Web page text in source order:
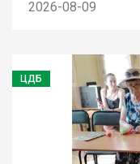
2026-08-09
ЦДБ